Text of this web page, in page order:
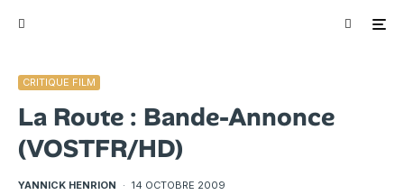
CRITIQUE FILM
La Route : Bande-Annonce
(VOSTFR/HD)
YANNICK HENRION · 14 OCTOBRE 2009